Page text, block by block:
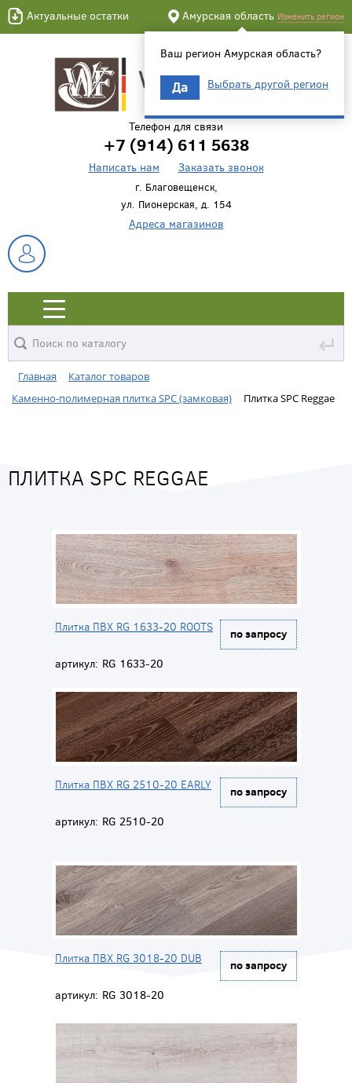
Актуальные остатки Амурская область Изменить регион
Ваш регион Амурская область?
Да Выбрать другой регион
Телефон для связи
+7 (914) 611 5638
Написать нам Заказать звонок
г. Благовещенск,
ул. Пионерская, д. 154
Адреса магазинов
↵
Главная
Каталог товаров
Каменно-полимерная плитка SPC (замковая)
Плитка SPC Reggae
ПЛИТКА SPC REGGAE
Плитка ПВХ RG 1633-20 ROOTS по запросу
артикул: RG 1633-20
Плитка ПВХ RG 2510-20 EARLY по запросу
артикул: RG 2510-20
Плитка ПВХ RG 3018-20 DUB по запросу
артикул: RG 3018-20